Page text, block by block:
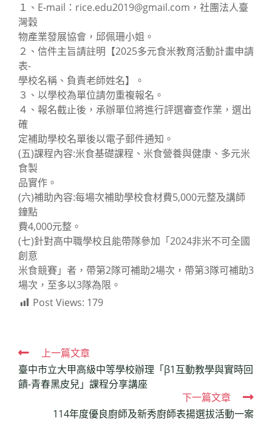
１、E-mail：rice.edu2019@gmail.com，社團法人臺
灣穀
物產業發展協會，邱佩珊小姐。
２、信件主旨請註明【2025多元食米教育活動計畫申請
表-
學校名稱、負責老師姓名】。
３、以學校為單位請勿重複報名。
４、報名截止後，承辦單位將進行評選審查作業，選出
確
定補助學校名單後以電子郵件通知。
(五)課程內容:米食基礎課程、米食營養與健康、多元米
食製
品實作。
(六)補助內容:每場次補助學校食材費5,000元整及講師
鐘點
費4,000元整。
(七)針對高中職學校且能帶隊參加「2024非米不可全國
創意
米食競賽」者，帶第2隊可補助2場次，帶第3隊可補助3
場次，至多以3隊為限。
Post Views: 179
Read
more
articles
上一篇文章
臺中市立大甲高級中等學校辦理「β1互動教學與實時回
饋-青春黑皮兒」課程分享講座
下一篇文章
114年度優良廚師及新秀廚師表揚選拔活動一案